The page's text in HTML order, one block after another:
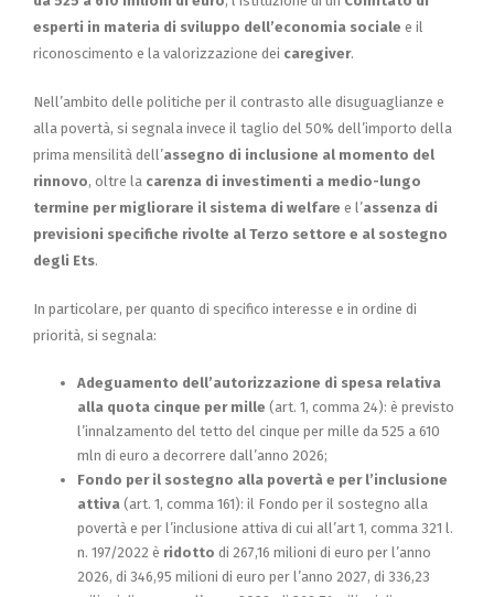
esperti in materia di sviluppo dell’economia sociale e il
riconoscimento e la valorizzazione dei caregiver.
Nell’ambito delle politiche per il contrasto alle disuguaglianze e
alla povertà, si segnala invece il taglio del 50% dell’importo della
prima mensilità dell’assegno di inclusione al momento del
rinnovo, oltre la carenza di investimenti a medio-lungo
termine per migliorare il sistema di welfare e l’assenza di
previsioni specifiche rivolte al Terzo settore e al sostegno
degli Ets.
In particolare, per quanto di specifico interesse e in ordine di
priorità, si segnala:
Adeguamento dell’autorizzazione di spesa relativa
alla quota cinque per mille (art. 1, comma 24): è previsto
l’innalzamento del tetto del cinque per mille da 525 a 610
mln di euro a decorrere dall’anno 2026;
Fondo per il sostegno alla povertà e per l’inclusione
attiva (art. 1, comma 161): il Fondo per il sostegno alla
povertà e per l’inclusione attiva di cui all’art 1, comma 321 l.
n. 197/2022 è ridotto di 267,16 milioni di euro per l’anno
2026, di 346,95 milioni di euro per l’anno 2027, di 336,23